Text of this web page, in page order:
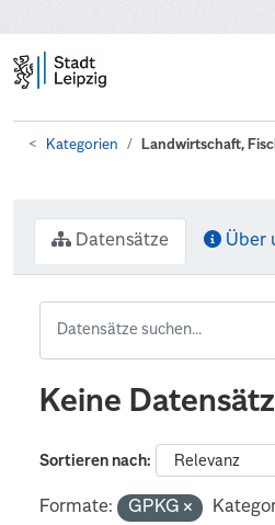
Kategorien Landwirtschaft,
Datensätze Über
Keine
Sortieren nach
Formate: GPKG